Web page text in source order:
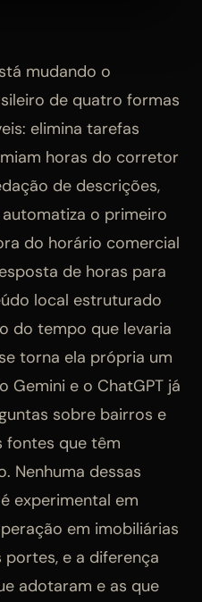
mudando o
de quatro formas
elimina tarefas
horas do corretor
de descrições,
o primeiro
do horário comercial
de horas para
local estruturado
do tempo que levaria
torna ela própria um
e o ChatGPT já
sobre bairros e
fontes que têm
Nenhuma dessas
experimental em
em imobiliárias
e a diferença
adotaram e as que